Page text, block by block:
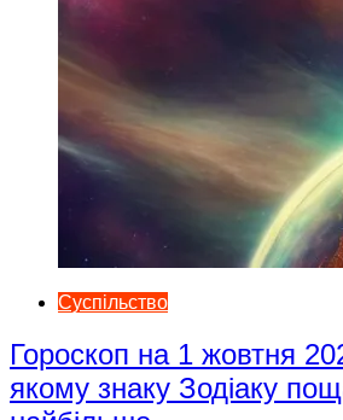
Суспільство
Гороскоп на 1 жовтня
якому знаку Зодіаку